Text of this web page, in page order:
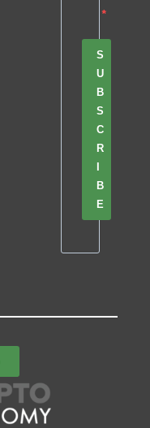
S
U
B
S
C
R
B
E